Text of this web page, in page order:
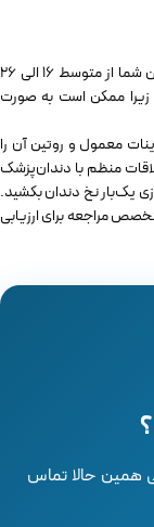
اگر هنوز علائم درآمدن دندان عقل را تجربه نکرده‌اید و سن شما از متوسط 16 الی 26
زیرا ممکن است به ‌صورت
معمول و روتین آن را
منظم با دندان‌پزشک
یک‌بار نخ دندان بکشید.
مراجعه برای ارزیابی
همین حالا تماس